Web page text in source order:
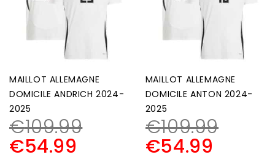
MAILLOT ALLEMAGNE
DOMICILE ANDRICH 2024-
2025
€109.99
€54.99
MAILLOT ALLEMAGNE
DOMICILE ANTON 2024-
2025
€109.99
€54.99